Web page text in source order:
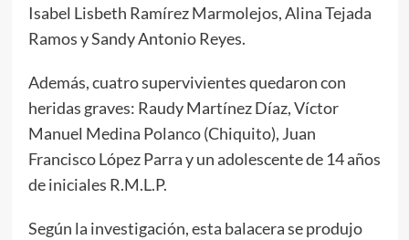
Isabel Lisbeth Ramírez Marmolejos, Alina Tejada
Ramos y Sandy Antonio Reyes.
Además, cuatro supervivientes quedaron con
heridas graves: Raudy Martínez Díaz, Víctor
Manuel Medina Polanco (Chiquito), Juan
Francisco López Parra y un adolescente de 14 años
de iniciales R.M.L.P.
Según la investigación, esta balacera se produjo